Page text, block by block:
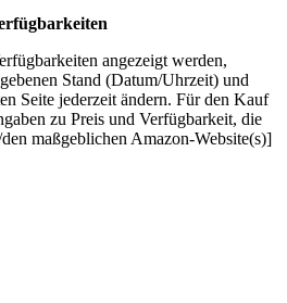
angezeigt werden,
Stand (Datum/Uhrzeit) und
Seite jederzeit ändern. Für den Kauf
zu Preis und Verfügbarkeit, die
maßgeblichen Amazon-Website(s)]